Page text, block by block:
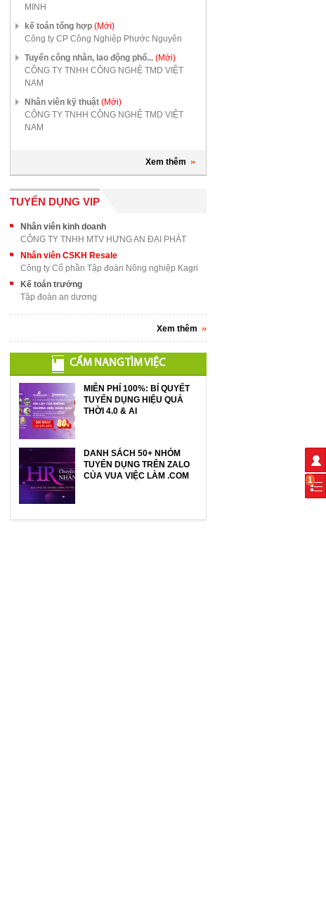
MINH
kế toán tổng hợp (Mới)
Công ty CP Công Nghiệp Phước Nguyên
Tuyển công nhân, lao động phổ... (Mới)
CÔNG TY TNHH CÔNG NGHỆ TMD VIỆT
NAM
Nhân viên kỹ thuật (Mới)
CÔNG TY TNHH CÔNG NGHỆ TMD VIỆT
NAM
Xem thêm
TUYỂN DỤNG VIP
Nhân viên kinh doanh
CÔNG TY TNHH MTV HƯNG AN ĐẠI PHÁT
Nhân viên CSKH Resale
Công ty Cổ phần Tập đoàn Nông nghiệp Kagri
Kế toán trưởng
Tập đoàn an dương
Xem thêm
CẨM NANG TÌM VIỆC
MIỄN PHÍ 100%: BÍ QUYẾT
TUYỂN DỤNG HIỆU QUẢ
THỜI 4.0 & AI
DANH SÁCH 50+ NHÓM
TUYỂN DỤNG TRÊN ZALO
CỦA VUA VIỆC LÀM .COM
1